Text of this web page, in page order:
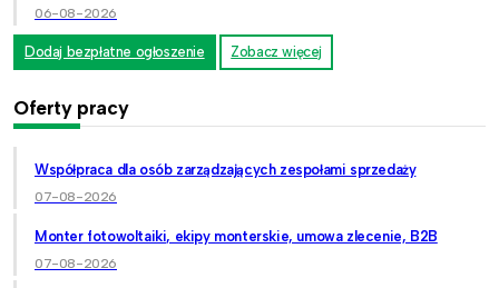
06-08-2026
Dodaj bezpłatne ogłoszenie Zobacz więcej
Oferty pracy
Współpraca dla osób zarządzających zespołami sprzedaży
07-08-2026
Monter fotowoltaiki, ekipy monterskie, umowa zlecenie, B2B
07-08-2026